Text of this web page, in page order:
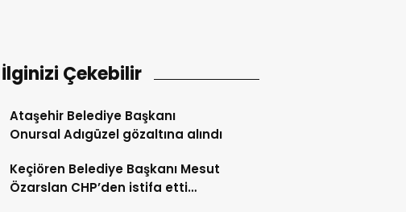
İlginizi Çekebilir
Ataşehir Belediye Başkanı
Onursal Adıgüzel gözaltına alındı
Keçiören Belediye Başkanı Mesut
Özarslan CHP’den istifa etti…